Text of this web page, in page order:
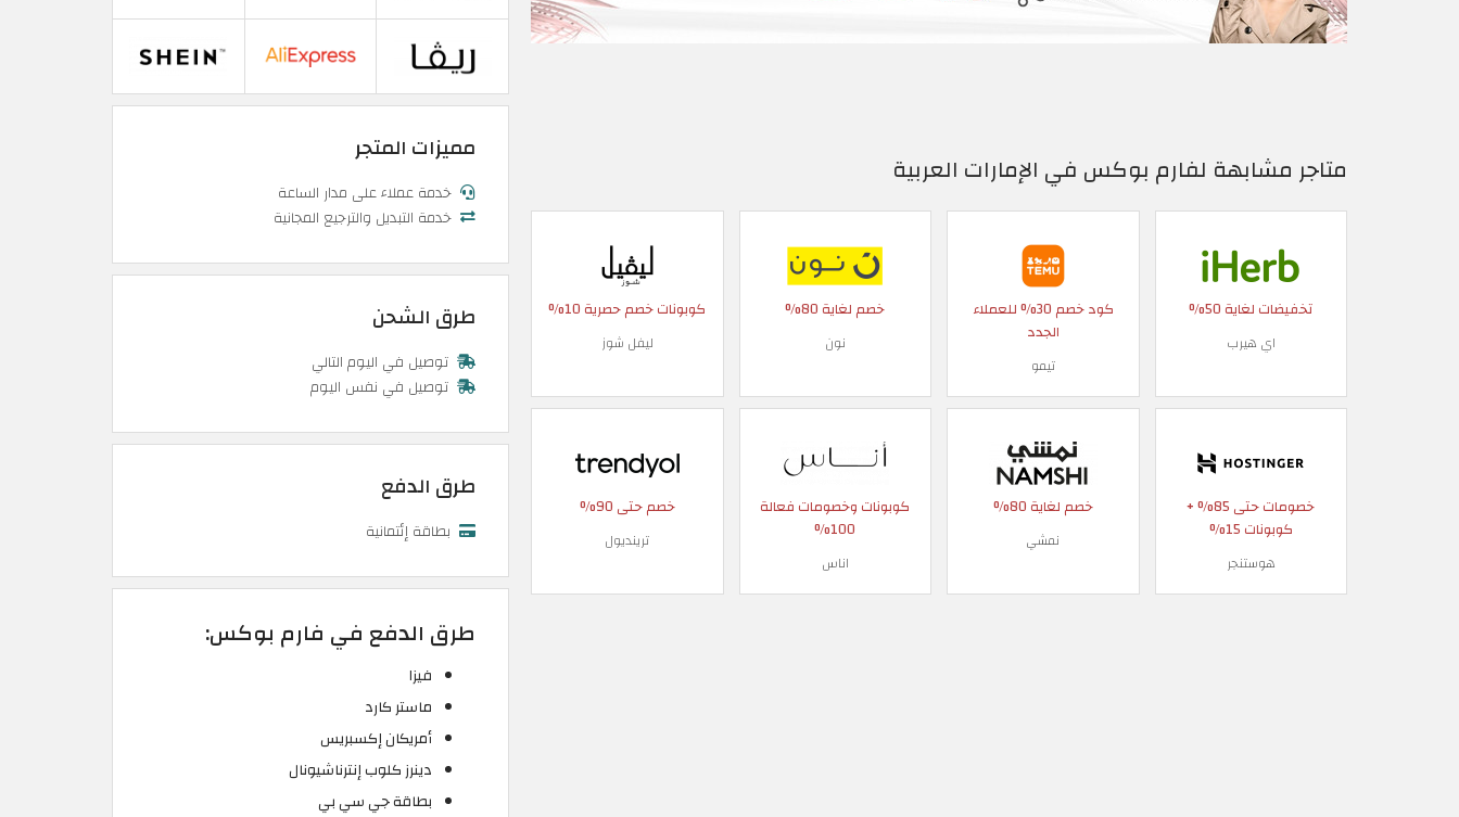
متاجر مشابهة لفارم بوكس في الإمارات العربية
تخفيضات لغاية 50%
اي هيرب
كود خصم 30% للعملاء
الجدد
تيمو
خصم لغاية 80%
نون
كوبونات خصم حصرية 10%
ليفل شوز
خصومات حتى 85% +
كوبونات 15%
هوستنجر
خصم لغاية 80%
نمشي
كوبونات وخصومات فعالة
100%
اناس
خصم حتى 90%
ترينديول
مميزات المتجر
خدمة عملاء على مدار الساعة
خدمة التبديل والترجيع المجانية
طرق الشحن
توصيل في اليوم التالي
توصيل في نفس اليوم
طرق الدفع
بطاقة إئتمانية
طرق الدفع في فارم بوكس:
فيزا
ماستر كارد
أمريكان إكسبريس
دينرز كلوب إنترناشيونال
بطاقة جي سي بي